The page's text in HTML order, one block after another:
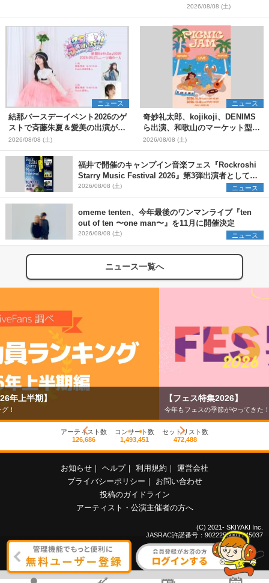
2026/08/08 (土)
ニュース
結那バースデーイベント2026のゲ
ストで斉藤朱夏＆愛美の出演が決
定
2026/08/08 (土)
ニュース
奇妙礼太郎、kojikoji、DENIMS
ら出演、和歌山のマーケット型野
外イベント『PICNIC JAM
2026』早割チケット発売開始
2026/08/08 (土)
福井で開催のキャンプイン音楽フェス『Rockroshi
Starry Music Festival 2026』第3弾出演者として
SCOOBIE DO、かりゆし58、Reiを発表
2026/08/08 (土) ニュース
omeme tenten、今年最後のワンマンライブ『ten
out of ten 〜one man〜』を11月に開催決定
2026/08/08 (土) ニュース
ニュース一覧へ
【フェス特集2026】
今年もフェスの季節がやってきた！
アーティスト数
126,686
コンサート数
1,493,451
セットリスト数
472,488
お知らせ ヘルプ 利用規約
運営会社
プライバシーポリシー
お問い合わせ
投稿のガイドライン
アーティスト・公演主催者の方へ
(C) 2021- SKIYAKI Inc.
JASRAC許諾番号：9022255001Y45037